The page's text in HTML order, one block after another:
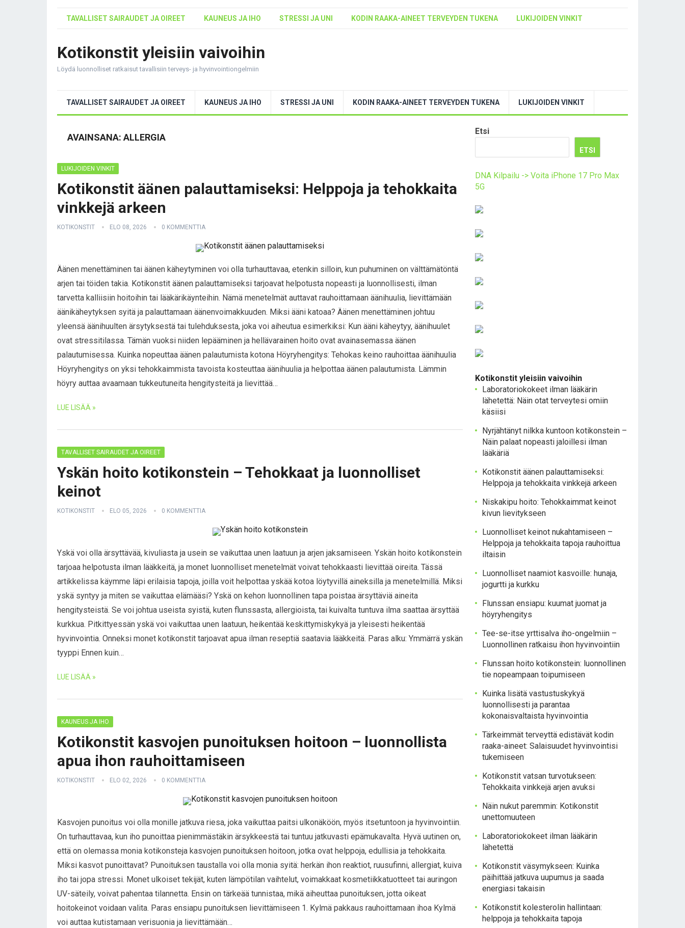
TAVALLISET SAIRAUDET JA OIREET KAUNEUS JA IHO STRESSI JA UNI KODIN RAAKA-AINEET TERVEYDEN TUKENA LUKIJOIDEN VINKIT
Kotikonstit yleisiin vaivoihin
Löydä luonnolliset ratkaisut tavallisiin terveys- ja hyvinvointiongelmiin
TAVALLISET SAIRAUDET JA OIREET KAUNEUS JA IHO STRESSI JA UNI KODIN RAAKA-AINEET TERVEYDEN TUKENA LUKIJOIDEN VINKIT
AVAINSANA: ALLERGIA
LUKIJOIDEN VINKIT
Kotikonstit äänen palauttamiseksi: Helppoja ja tehokkaita
vinkkejä arkeen
KOTIKONSTIT ELO 08, 2026 0 KOMMENTTIA
Äänen menettäminen tai äänen käheytyminen voi olla turhauttavaa, etenkin silloin, kun puhuminen on välttämätöntä
arjen tai töiden takia. Kotikonstit äänen palauttamiseksi tarjoavat helpotusta nopeasti ja luonnollisesti, ilman
tarvetta kalliisiin hoitoihin tai lääkärikäynteihin. Nämä menetelmät auttavat rauhoittamaan äänihuulia, lievittämään
äänikäheytyksen syitä ja palauttamaan äänenvoimakkuuden. Miksi ääni katoaa? Äänen menettäminen johtuu
yleensä äänihuulten ärsytyksestä tai tulehduksesta, joka voi aiheutua esimerkiksi: Kun ääni käheytyy, äänihuulet
ovat stressitilassa. Tämän vuoksi niiden lepääminen ja hellävarainen hoito ovat avainasemassa äänen
palautumisessa. Kuinka nopeuttaa äänen palautumista kotona Höyryhengitys: Tehokas keino rauhoittaa äänihuulia
Höyryhengitys on yksi tehokkaimmista tavoista kosteuttaa äänihuulia ja helpottaa äänen palautumista. Lämmin
höyry auttaa avaamaan tukkeutuneita hengitysteitä ja lievittää…
LUE LISÄÄ »
TAVALLISET SAIRAUDET JA OIREET
Yskän hoito kotikonstein – Tehokkaat ja luonnolliset
keinot
KOTIKONSTIT ELO 05, 2026 0 KOMMENTTIA
Yskä voi olla ärsyttävää, kivuliasta ja usein se vaikuttaa unen laatuun ja arjen jaksamiseen. Yskän hoito kotikonstein
tarjoaa helpotusta ilman lääkkeitä, ja monet luonnolliset menetelmät voivat tehokkaasti lievittää oireita. Tässä
artikkelissa käymme läpi erilaisia tapoja, joilla voit helpottaa yskää kotoa löytyvillä aineksilla ja menetelmillä. Miksi
yskä syntyy ja miten se vaikuttaa elämääsi? Yskä on kehon luonnollinen tapa poistaa ärsyttäviä aineita
hengitysteistä. Se voi johtua useista syistä, kuten flunssasta, allergioista, tai kuivalta tuntuva ilma saattaa ärsyttää
kurkkua. Pitkittyessän yskä voi vaikuttaa unen laatuun, heikentää keskittymiskykyä ja yleisesti heikentää
hyvinvointia. Onneksi monet kotikonstit tarjoavat apua ilman reseptiä saatavia lääkkeitä. Paras alku: Ymmärrä yskän
tyyppi Ennen kuin…
LUE LISÄÄ »
KAUNEUS JA IHO
Kotikonstit kasvojen punoituksen hoitoon – luonnollista
apua ihon rauhoittamiseen
KOTIKONSTIT ELO 02, 2026 0 KOMMENTTIA
Kasvojen punoitus voi olla monille jatkuva riesa, joka vaikuttaa paitsi ulkonäköön, myös itsetuntoon ja hyvinvointiin.
On turhauttavaa, kun iho punoittaa pienimmästäkin ärsykkeestä tai tuntuu jatkuvasti epämukavalta. Hyvä uutinen on,
että on olemassa monia kotikonsteja kasvojen punoituksen hoitoon, jotka ovat helppoja, edullisia ja tehokkaita.
Miksi kasvot punoittavat? Punoituksen taustalla voi olla monia syitä: herkän ihon reaktiot, ruusufinni, allergiat, kuiva
iho tai jopa stressi. Monet ulkoiset tekijät, kuten lämpötilan vaihtelut, voimakkaat kosmetiikkatuotteet tai auringon
UV-säteily, voivat pahentaa tilannetta. Ensin on tärkeää tunnistaa, mikä aiheuttaa punoituksen, jotta oikeat
hoitokeinot voidaan valita. Paras ensiapu punoituksen lievittämiseen 1. Kylmä pakkaus rauhoittamaan ihoa Kylmä
voi auttaa kutistamaan verisuonia ja lievittämään…
Etsi
ETSI
DNA Kilpailu -> Voita iPhone 17 Pro Max
5G
Kotikonstit yleisiin vaivoihin
Laboratoriokokeet ilman lääkärin
lähetettä: Näin otat terveytesi omiin
käsiisi
Nyrjähtänyt nilkka kuntoon kotikonstein –
Näin palaat nopeasti jaloillesi ilman
lääkäriä
Kotikonstit äänen palauttamiseksi:
Helppoja ja tehokkaita vinkkejä arkeen
Niskakipu hoito: Tehokkaimmat keinot
kivun lievitykseen
Luonnolliset keinot nukahtamiseen –
Helppoja ja tehokkaita tapoja rauhoittua
iltaisin
Luonnolliset naamiot kasvoille: hunaja,
jogurtti ja kurkku
Flunssan ensiapu: kuumat juomat ja
höyryhengitys
Tee-se-itse yrttisalva iho-ongelmiin –
Luonnollinen ratkaisu ihon hyvinvointiin
Flunssan hoito kotikonstein: luonnollinen
tie nopeampaan toipumiseen
Kuinka lisätä vastustuskykyä
luonnollisesti ja parantaa
kokonaisvaltaista hyvinvointia
Tärkeimmät terveyttä edistävät kodin
raaka-aineet: Salaisuudet hyvinvointisi
tukemiseen
Kotikonstit vatsan turvotukseen:
Tehokkaita vinkkejä arjen avuksi
Näin nukut paremmin: Kotikonstit
unettomuuteen
Laboratoriokokeet ilman lääkärin
lähetettä
Kotikonstit väsymykseen: Kuinka
päihittää jatkuva uupumus ja saada
energiasi takaisin
Kotikonstit kolesterolin hallintaan:
helppoja ja tehokkaita tapoja